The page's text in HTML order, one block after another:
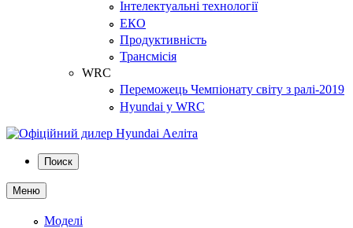
Інтелектуальні технології
ЕКО
Продуктивність
Трансмісія
WRC
Переможець Чемпіонату світу з ралі-2019
Hyundai у WRC
Поиск
Меню
Моделі